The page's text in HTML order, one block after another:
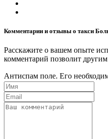
Комментарии и отзывы о такси
Расскажите о вашем опыте
комментарий позволит
Антиспам поле. Его